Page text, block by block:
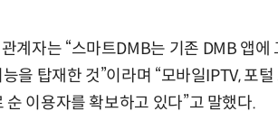
계자는 “스마트DMB는 기존 DMB 앱
을 탑재한 것”이라며 “모바일IPTV, 포
이용자를 확보하고 있다”고 말했다.